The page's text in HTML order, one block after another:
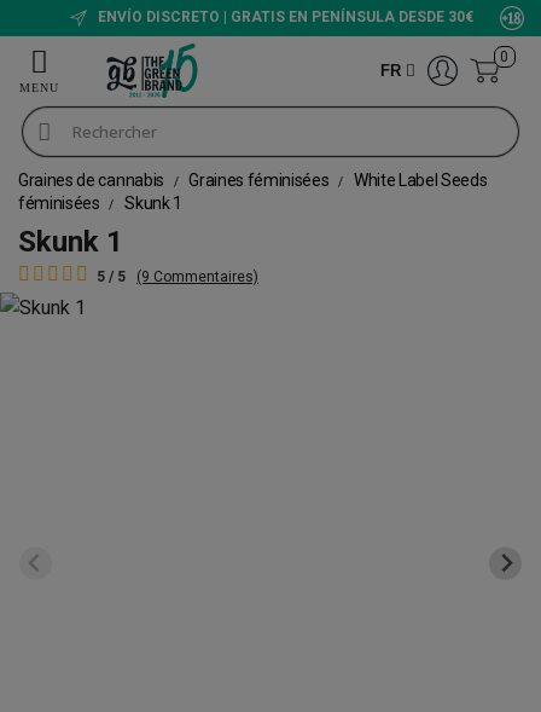
ENVÍO DISCRETO | GRATIS EN PENÍNSULA DESDE 30€
FR
0
Graines de cannabis Graines féminisées
White Label Seeds
féminisées
Skunk 1
Skunk 1
5 / 5 (9 Commentaires)